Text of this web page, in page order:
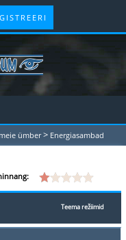
ümber > Energiasambad
Teema režiimid